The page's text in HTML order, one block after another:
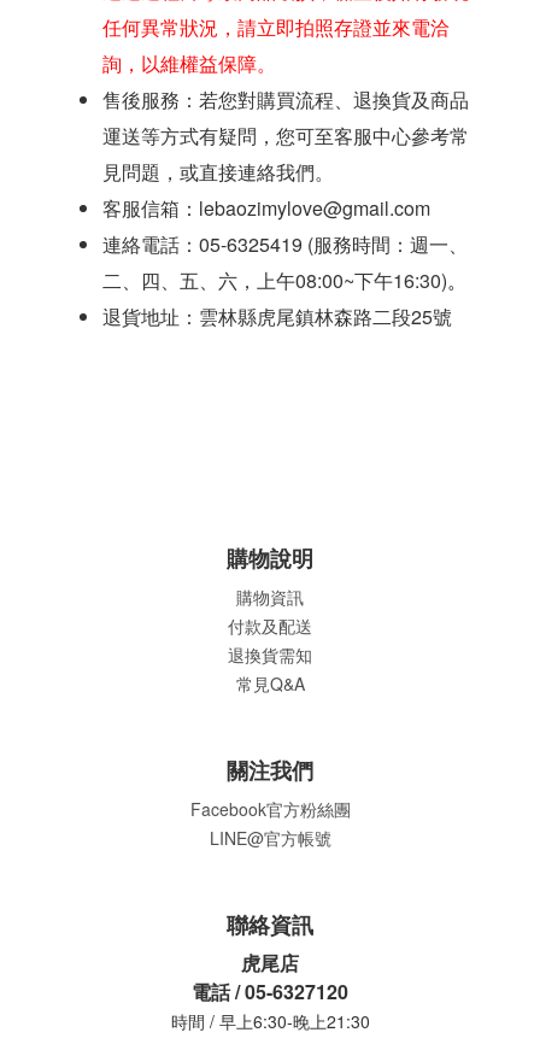
任何異常狀況，請立即拍照存證並來電洽
詢，以維權益保障。
售後服務：若您對購買流程、退換貨及商品
運送等方式有疑問，您可至客服中心參考常
見問題，或直接連絡我們。
客服信箱：lebaozimylove@gmail.com
連絡電話：05-6325419 (服務時間：週一、
二、四、五、六，上午08:00~下午16:30)。
退貨地址：雲林縣虎尾鎮林森路二段25號
購物說明
購物資訊
付款及配送
退換貨需知
常見Q&A
關注我們
Facebook官方粉絲團
LINE@官方帳號
聯絡資訊
虎尾店
電話 / 05-6327120
時間 / 早上6:30-晚上21:30